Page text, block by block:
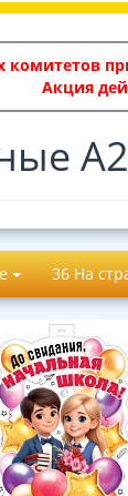
Акция
А2
36 На